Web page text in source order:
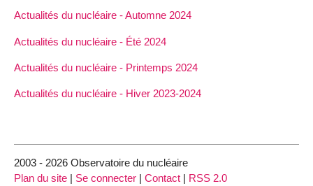
Actualités du nucléaire - Automne 2024
Actualités du nucléaire - Été 2024
Actualités du nucléaire - Printemps 2024
Actualités du nucléaire - Hiver 2023-2024
2003 - 2026 Observatoire du nucléaire
Plan du site | Se connecter | Contact | RSS 2.0